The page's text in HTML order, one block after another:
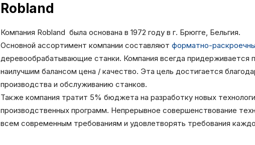
Robland
Компания Robland была основана в 1972 году в г. Брюгге, Бельгия.
Основной ассортимент компании составляют форматно-
деревообрабатывающие станки. Компания всегда придерживается
наилучшим балансом цена / качество. Эта цель достигается
производства и обслуживанию станков.
Также компания тратит 5% бюджета на разработку новых
производственных программ. Непрерывное совершенствование
всем современным требованиям и удовлетворять требования